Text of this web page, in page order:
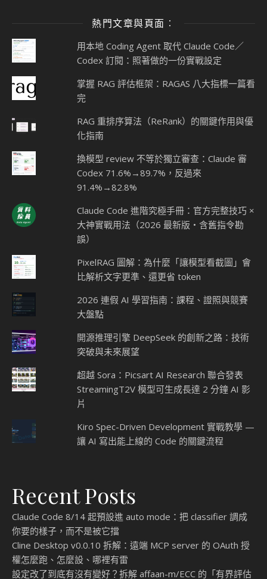
熱門文章與頁面︰
用本地 Coding Agent 取代 Claude Code／
Codex 訂閱：照著做的一份實戰設定
掌握 RAG 評估框架：RAGAS 八大指標一篇看
完
RAG 重排序算法（ReRank）的關鍵作用與優
化指南
換模型 review 不等於獨立審查：Claude 審
Codex 71.6%→89.7%，反過來
91.4%→82.8%
Claude Code 進階究極手冊：官方完整技巧 ×
大神實戰用法（2026 最新版・含舊指令勘
誤）
PixelRAG 圖解：為什麼「讓模型看截圖」會
比解析文字更準、還更省 token
2026 連假 AI 學習指南：課程、證照與競賽
大盤點
開源推理引擎 DeepSeek 的創新之路：技術
突破與未來展望
超越 Sora：Picsart AI Research 聯合發表
StreamingT2V 模型可生成長達 2 分鐘 AI 影
片
Kiro Spec-Driven Development 實戰教學 —
讓 AI 寫出能上線的 Code 的關鍵流程
Recent Posts
Claude Code 8/14 起預設進 auto mode：把 classifier 調成
你要的樣子，而不是被它擋
Cline Desktop v0.0.10 拆解：遠端 MCP server 的 OAuth 授
權怎麼跑、怎麼設、哪裡有雷
設定改了到底有沒有變好？拆解 affaan-m/ECC 的「有界評估